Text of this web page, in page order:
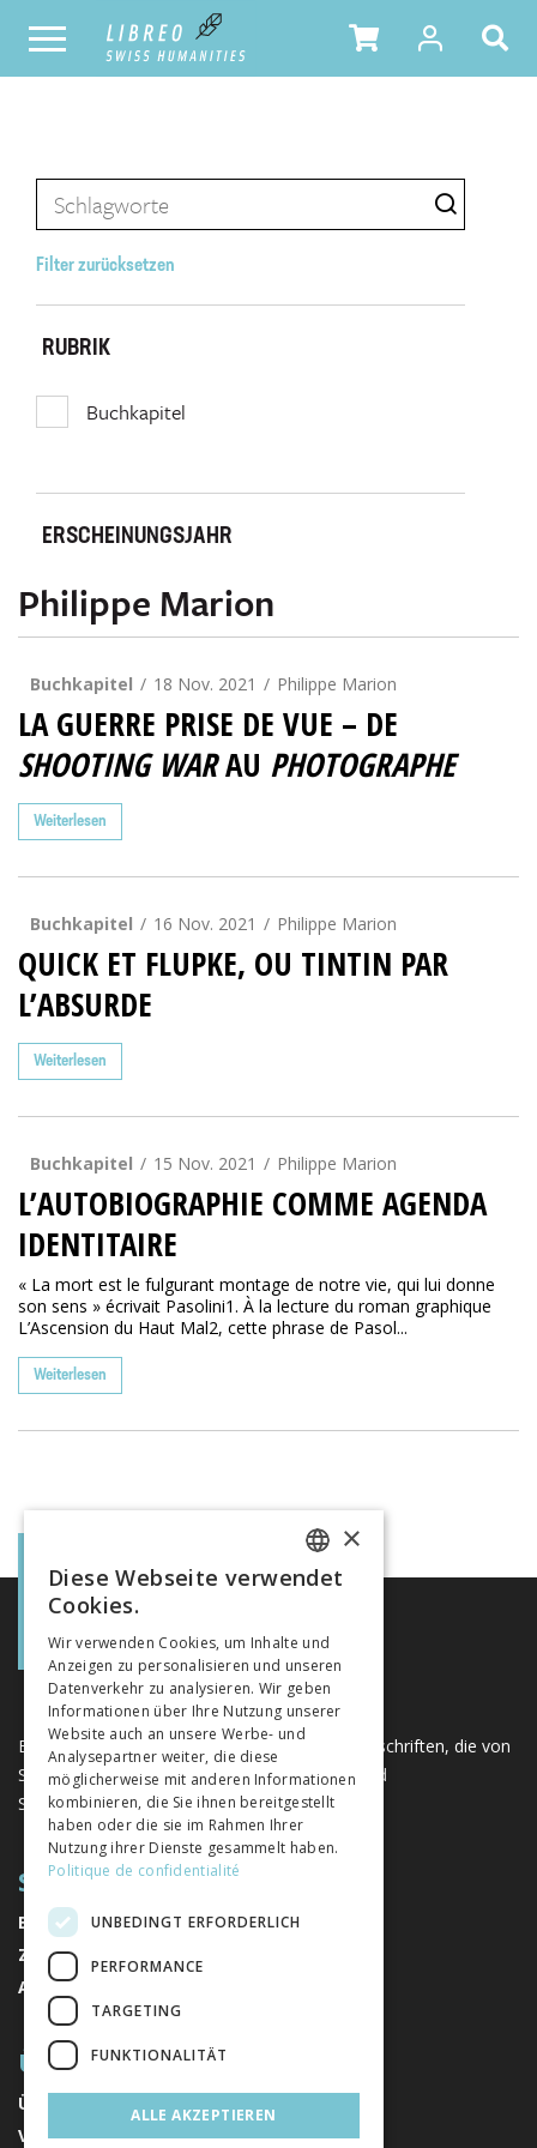
Filter zurücksetzen
RUBRIK
Buchkapitel
ERSCHEINUNGSJAHR
Philippe Marion
Buchkapitel 18 Nov. 2021 Philippe Marion
LA GUERRE PRISE DE VUE – DE
SHOOTING WARAU PHOTOGRAPHE
Weiterlesen
Buchkapitel 16 Nov. 2021 Philippe Marion
QUICK ET FLUPKE, OU TINTIN PAR
L’ABSURDE
Weiterlesen
Buchkapitel 15 Nov. 2021 Philippe Marion
L’AUTOBIOGRAPHIE COMME AGENDA
IDENTITAIRE
« La mort est le fulgurant montage de notre vie, qui lui donne
son sens » écrivait Pasolini1. À la lecture du roman graphique
L’Ascension du Haut Mal2, cette phrase de Pasol...
Weiterlesen
Eine einzigartige Plattform für Bücher und Zeitschriften, die von
Schweizer Verlagen im Bereich der Geistes- und
Sozialwissenschaften herausgegeben werden.
SITEMAP
BÜCHER
ZEITSCHRIFTEN
AUTOREN
ÜBER UNS
ÜBER UNS
VERLAGE
FRENCH
ITALIAN
×
Diese Webseite verwendet
Cookies.
Wir verwenden Cookies, um Inhalte und
Anzeigen zu personalisieren und unseren
Datenverkehr zu analysieren. Wir geben
Informationen über Ihre Nutzung unserer
Website auch an unsere Werbe- und
Analysepartner weiter, die diese
möglicherweise mit anderen Informationen
kombinieren, die Sie ihnen bereitgestellt
haben oder die sie im Rahmen Ihrer
Nutzung ihrer Dienste gesammelt haben.
Politique de confidentialité
UNBEDINGT ERFORDERLICH
PERFORMANCE
TARGETING
FUNKTIONALITÄT
ALLE AKZEPTIEREN